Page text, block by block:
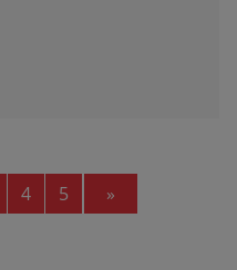
4 5 »